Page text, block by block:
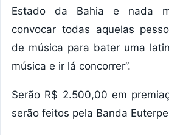
Estado da Bahia e nada
convocar todas aquelas
de música para bater uma
música e ir lá concorrer”.
Serão R$ 2.500,00 em
serão feitos pela Banda